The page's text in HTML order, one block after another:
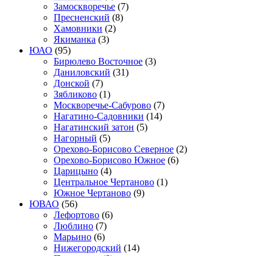
Замоскворечье (7)
Пресненский (8)
Хамовники (2)
Якиманка (3)
ЮАО (95)
Бирюлево Восточное (3)
Даниловский (31)
Донской (7)
Зябликово (1)
Москворечье-Сабурово (7)
Нагатино-Садовники (14)
Нагатинский затон (5)
Нагорный (5)
Орехово-Борисово Северное (2)
Орехово-Борисово Южное (6)
Царицыно (4)
Центральное Чертаново (1)
Южное Чертаново (9)
ЮВАО (56)
Лефортово (6)
Люблино (7)
Марьино (6)
Нижегородский (14)